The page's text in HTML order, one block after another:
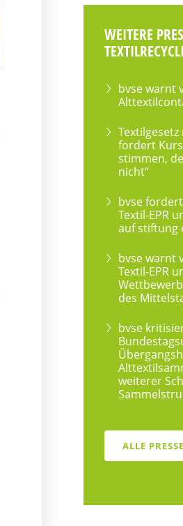
WEITERE
bvse warnt
fordert
stimmen,
nicht“
bvse
Textil-EPR
auf stiftung
bvse warnt
Textil-EPR
des
bvse
weiterer
ALLE